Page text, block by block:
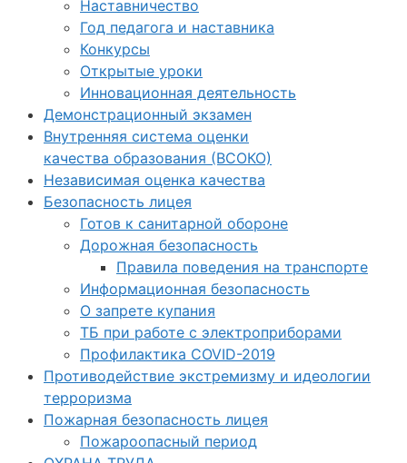
Наставничество
Год педагога и наставника
Конкурсы
Открытые уроки
Инновационная деятельность
Демонстрационный экзамен
Внутренняя система оценки
качества образования (ВСОКО)
Независимая оценка качества
Безопасность лицея
Готов к санитарной обороне
Дорожная безопасность
Правила поведения на транспорте
Информационная безопасность
О запрете купания
ТБ при работе с электроприборами
Профилактика COVID-2019
Противодействие экстремизму и идеологии
терроризма
Пожарная безопасность лицея
Пожароопасный период